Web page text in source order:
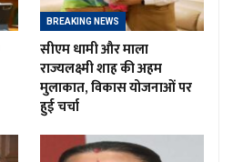
BREAKING NEWS
सीएम धामी और माला
राज्यलक्ष्मी शाह की अहम
मुलाकात, विकास योजनाओं पर
हुई चर्चा